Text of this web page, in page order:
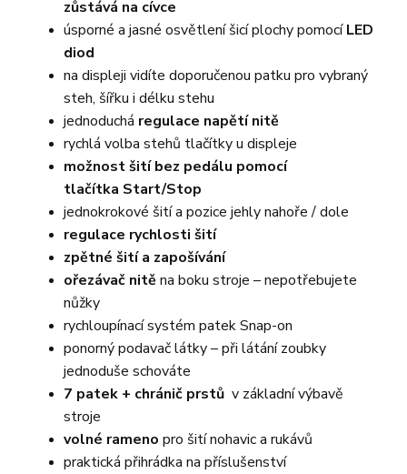
zůstává na cívce
úsporné a jasné osvětlení šicí plochy pomocíLED
diod
na displeji vidíte doporučenou patku pro vybraný
steh, šířku i délku stehu
jednoduchá regulace napětí nitě
rychlá volba stehů tlačítky u displeje
možnost šití bez pedálu pomocí
tlačítka Start/Stop
jednokrokové šití a pozice jehly nahoře / dole
regulace rychlosti šití
zpětné šití a zapošívání
ořezávač nitě na boku stroje – nepotřebujete
nůžky
rychloupínací systém patek Snap-on
ponorný podavač látky – při látání zoubky
jednoduše schováte
7 patek + chránič prstů v základní výbavě
stroje
volné rameno pro šití nohavic a rukávů
praktická přihrádka na příslušenství